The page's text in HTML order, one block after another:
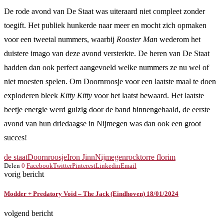
De rode avond van De Staat was uiteraard niet compleet zonder
toegift. Het publiek hunkerde naar meer en mocht zich opmaken
voor een tweetal nummers, waarbij Rooster Man wederom het
duistere imago van deze avond versterkte. De heren van De Staat
hadden dan ook perfect aangevoeld welke nummers ze nu wel of
niet moesten spelen. Om Doornroosje voor een laatste maal te doen
exploderen bleek Kitty Kitty voor het laatst bewaard. Het laatste
beetje energie werd gulzig door de band binnengehaald, de eerste
avond van hun driedaagse in Nijmegen was dan ook een groot
succes!
de staatDoornroosjeIron JinnNijmegenrocktorre florim
Delen 0 FacebookTwitterPinterestLinkedinEmail
vorig bericht
Modder + Predatory Void – The Jack (Eindhoven) 18/01/2024
volgend bericht